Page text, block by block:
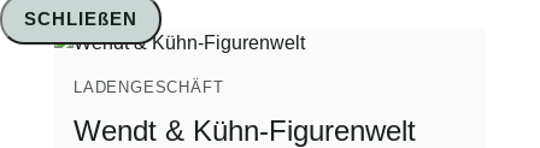
LADENGESCHÄFT
Wendt & Kühn-Figurenwelt
SCHLIEßEN